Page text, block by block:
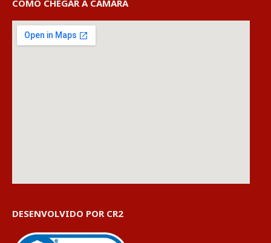
COMO CHEGAR À CÂMARA
DESENVOLVIDO POR CR2